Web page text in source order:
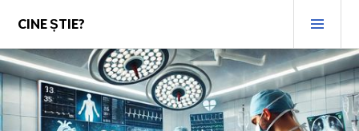
content
CINE ȘTIE?